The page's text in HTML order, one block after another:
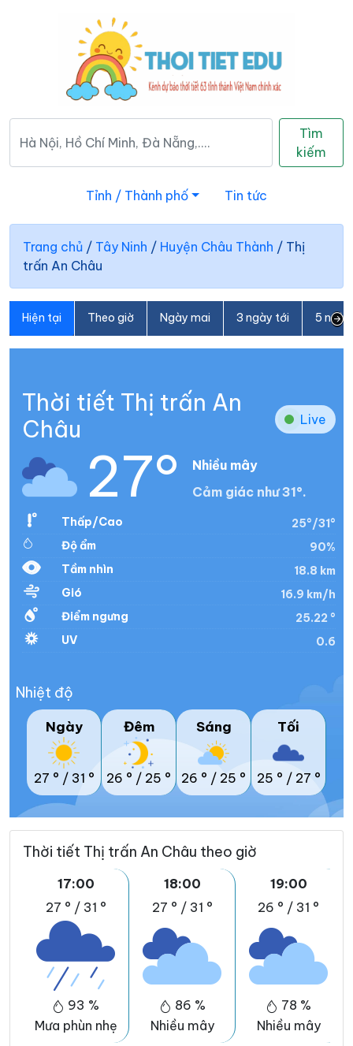
Tìm
kiếm
Tỉnh / Thành phố Tin tức
Trang chủ / Tây Ninh / Huyện Châu Thành / Thị
trấn An Châu
Hiện tại Theo giờ Ngày mai 3 ngày tới 5
Thời tiết Thị trấn An
Châu
Live
27°
Nhiều mây
Cảm giác như 31°.
Thấp/Cao
25°/31°
Độ ẩm
90%
Tầm nhìn
18.8 km
Gió
16.9 km/h
Điểm ngưng
25.22 °
UV
0.6
Nhiệt độ
Ngày
27 ° / 31 °
Đêm
26 ° / 25 °
Sáng
26 ° / 25 °
Tối
25 ° / 27 °
Thời tiết Thị trấn An Châu theo giờ
17:00
27 ° / 31 °
93 %
Mưa phùn nhẹ
18:00
27 ° / 31 °
86 %
Nhiều mây
19:00
26 ° / 31 °
78 %
Nhiều mây